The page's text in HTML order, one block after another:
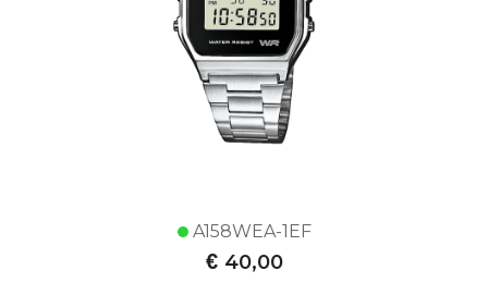
A158WEA-1EF
€ 40,00